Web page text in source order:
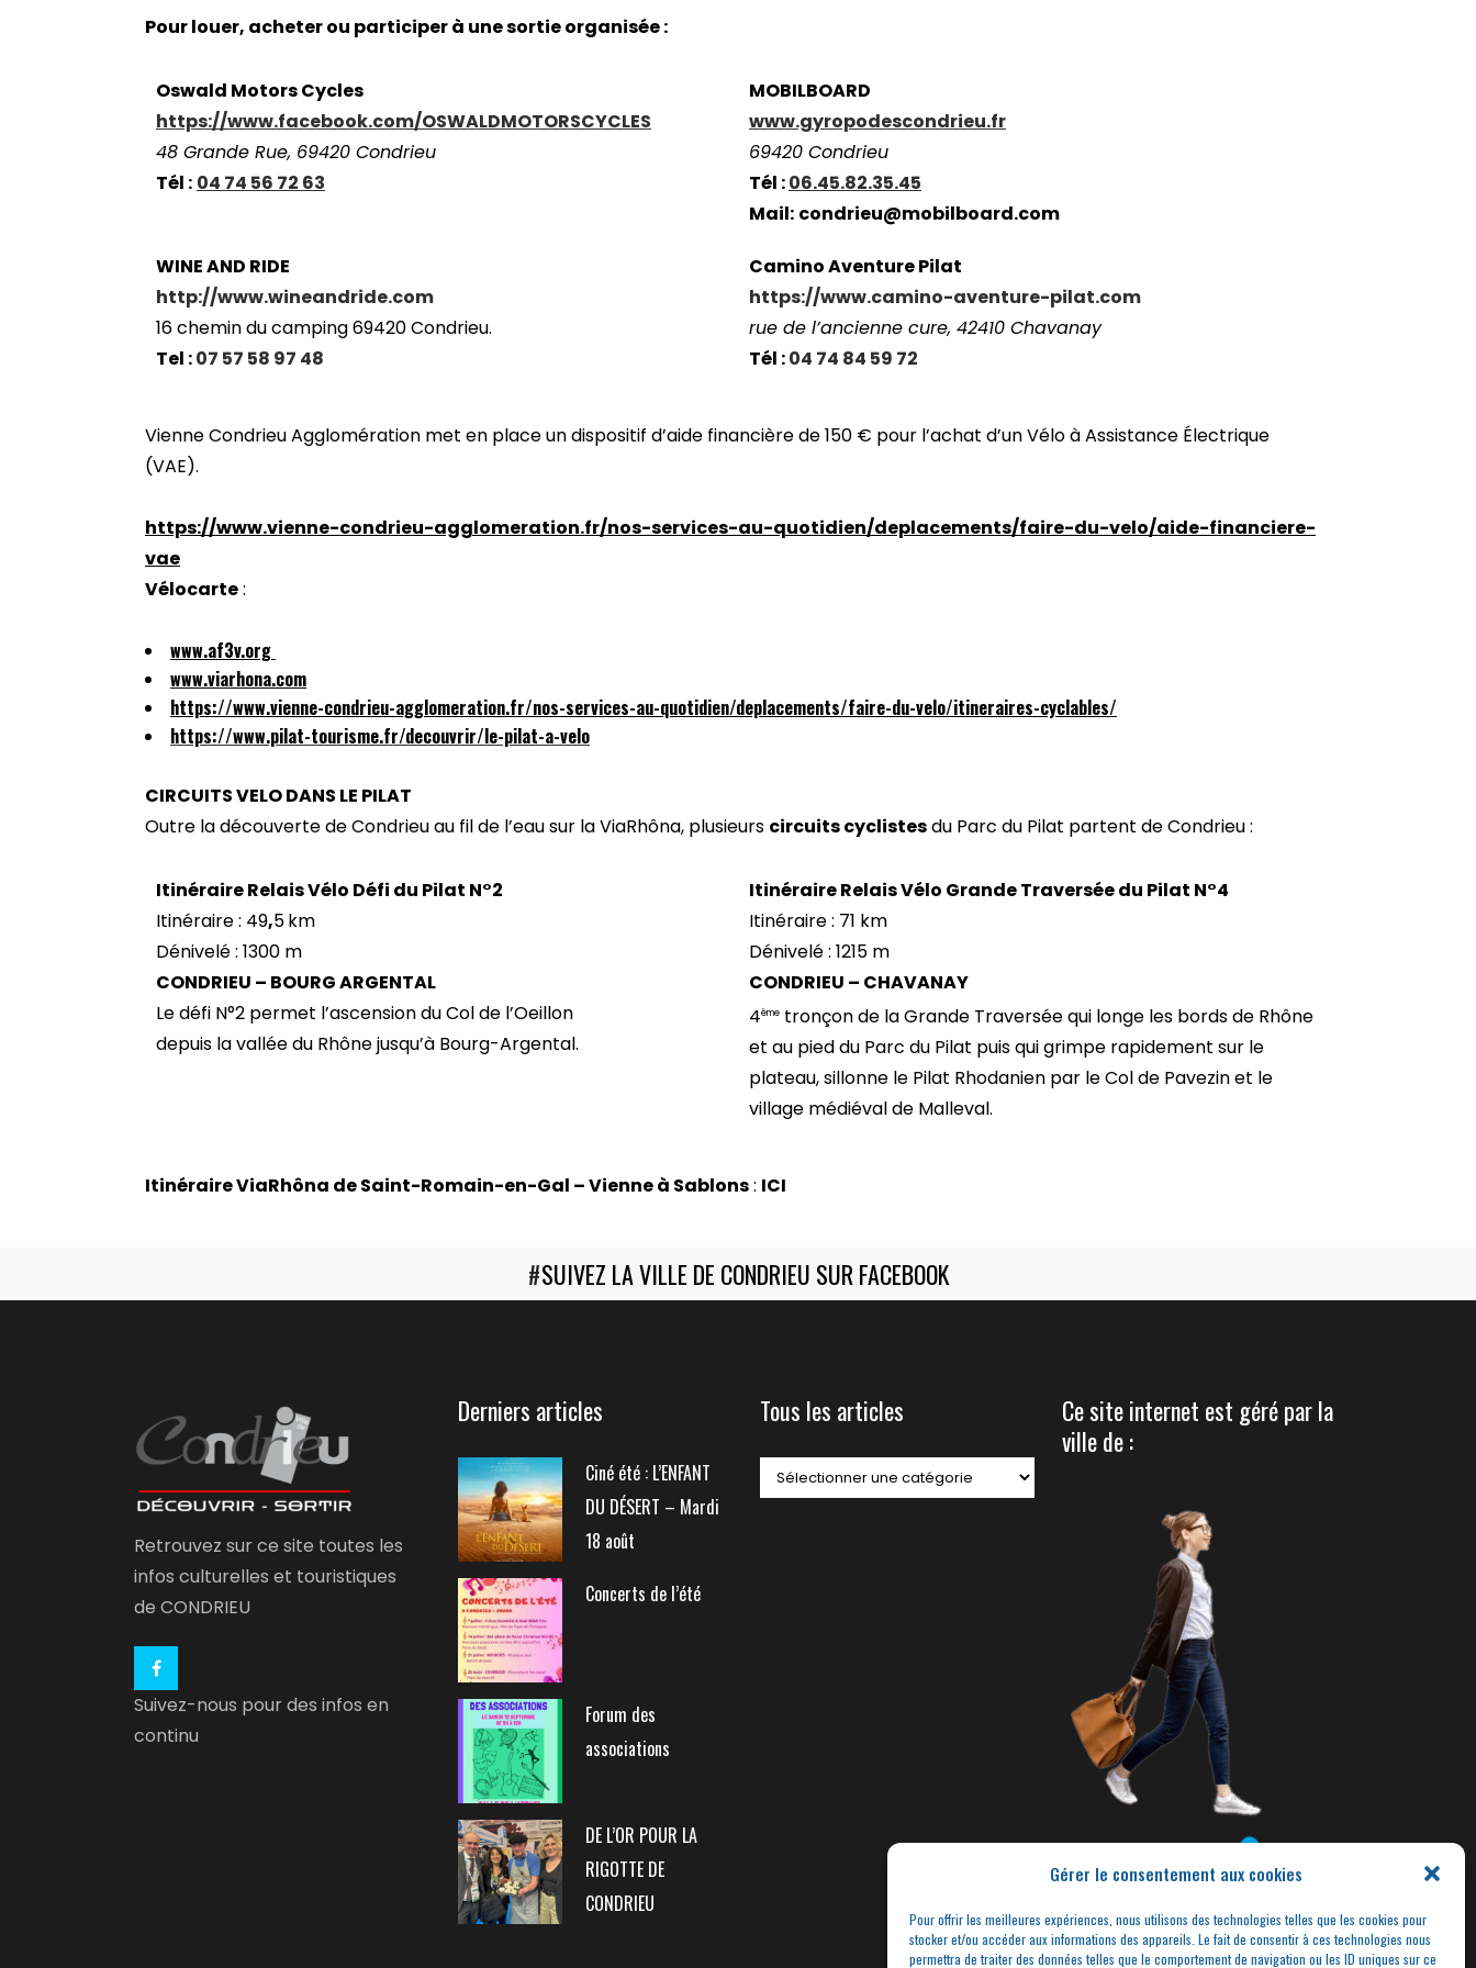
Gérer le consentement aux cookies
Pour offrir les meilleures expériences, nous utilisons des technologies telles que les cookies pour
stocker et/ou accéder aux informations des appareils. Le fait de consentir à ces technologies nous
permettra de traiter des données telles que le comportement de navigation ou les ID uniques sur ce
internationale Rives du
Pour louer, acheter ou participer à une sortie organisée :
Oswald Motors Cycles
https://www.facebook.com/OSWALDMOTORSCYCLES
48 Grande Rue, 69420 Condrieu
Tél : 04 74 56 72 63
MOBILBOARD
www.gyropodescondrieu.fr
69420 Condrieu
Tél :06.45.82.35.45
Mail: condrieu@mobilboard.com
WINE AND RIDE
http://www.wineandride.com
16 chemin du camping 69420 Condrieu.
Tel :07 57 58 97 48
Camino Aventure Pilat
https://www.camino-aventure-pilat.com
rue de l’ancienne cure, 42410 Chavanay
Tél :04 74 84 59 72
Vienne Condrieu Agglomération met en place un dispositif d’aide financière de 150 € pour l’achat d’un Vélo à Assistance Électrique
(VAE).
https://www.vienne-condrieu-agglomeration.fr/nos-services-au-quotidien/deplacements/faire-du-velo/aide-financiere-
vae
Vélocarte:
www.af3v.org
www.viarhona.com
https://www.vienne-condrieu-agglomeration.fr/nos-services-au-quotidien/deplacements/faire-du-velo/itineraires-cyclables/
https://www.pilat-tourisme.fr/decouvrir/le-pilat-a-velo
CIRCUITS VELO DANS LE PILAT
Outre la découverte de Condrieu au fil de l’eau sur la ViaRhôna, plusieurs circuits cyclistesdu Parc du Pilat partent de Condrieu :
Itinéraire Relais Vélo Défi du Pilat N°2
Itinéraire : 49,5km
Dénivelé : 1300 m
CONDRIEU – BOURG ARGENTAL
Le défi N°2 permet l’ascension du Col de l’Oeillon
depuis la vallée du Rhône jusqu’à Bourg-Argental.
Itinéraire Relais Vélo Grande Traversée du Pilat N°4
Itinéraire : 71 km
Dénivelé : 1215 m
CONDRIEU – CHAVANAY
4ème tronçon de la Grande Traversée qui longe les bords de Rhône
et au pied du Parc du Pilat puis qui grimpe rapidement sur le
plateau, sillonne le Pilat Rhodanien par le Col de Pavezin et le
village médiéval de Malleval.
Itinéraire ViaRhôna de Saint-Romain-en-Gal – Vienne à Sablons: ICI
#SUIVEZ LA VILLE DE CONDRIEU SUR FACEBOOK
Retrouvez sur ce site toutes les
infos culturelles et touristiques
de CONDRIEU
Suivez-nous pour des infos en
continu
Derniers articles
Ciné été : L’ENFANT
DU DÉSERT – Mardi
18 août
Concerts de l’été
Forum des
associations
DE L’OR POUR LA
RIGOTTE DE
CONDRIEU
Tous les articles
Ce site internet est géré par la
ville de :